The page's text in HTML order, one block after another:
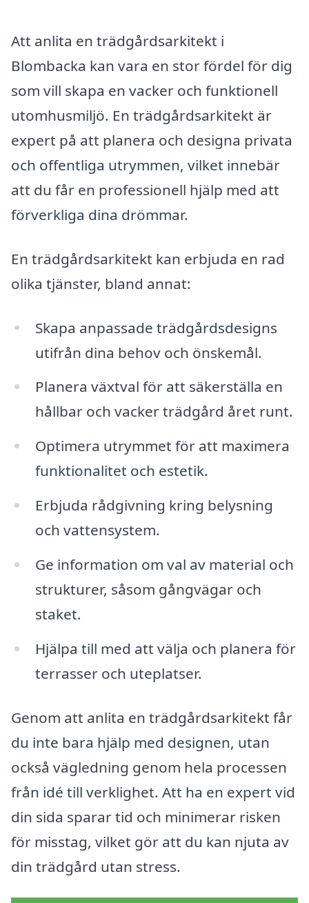
Att anlita en trädgårdsarkitekt i
Blombacka kan vara en stor fördel för dig
som vill skapa en vacker och funktionell
utomhusmiljö. En trädgårdsarkitekt är
expert på att planera och designa privata
och offentliga utrymmen, vilket innebär
att du får en professionell hjälp med att
förverkliga dina drömmar.
En trädgårdsarkitekt kan erbjuda en rad
olika tjänster, bland annat:
Skapa anpassade trädgårdsdesigns
utifrån dina behov och önskemål.
Planera växtval för att säkerställa en
hållbar och vacker trädgård året runt.
Optimera utrymmet för att maximera
funktionalitet och estetik.
Erbjuda rådgivning kring belysning
och vattensystem.
Ge information om val av material och
strukturer, såsom gångvägar och
staket.
Hjälpa till med att välja och planera för
terrasser och uteplatser.
Genom att anlita en trädgårdsarkitekt får
du inte bara hjälp med designen, utan
också vägledning genom hela processen
från idé till verklighet. Att ha en expert vid
din sida sparar tid och minimerar risken
för misstag, vilket gör att du kan njuta av
din trädgård utan stress.